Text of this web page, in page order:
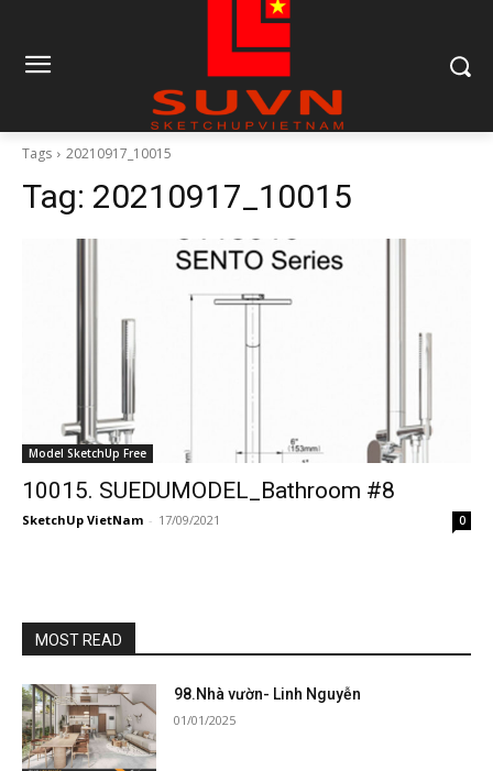
Tags 20210917_10015
Tag: 20210917_10015
Model SketchUp Free
10015. SUEDUMODEL_Bathroom #8
SketchUp VietNam - 17/09/2021 0
MOST READ
98.Nhà vườn- Linh Nguyễn
01/01/2025